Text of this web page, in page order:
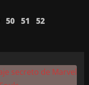
50 51 52